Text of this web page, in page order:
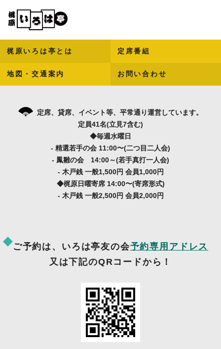
梶原いろは亭とは 定席番組
地図・交通案内 お問い合わせ
定席、貸席、イベント等、平常通り運営しています。
定員41名(立見7含む)
◆毎週水曜日
- 精選若手の会 11:00〜(二つ目二人会)
- 鳳雛の会 14:00～(若手真打一人会)
- 木戸銭 一般1,500円 会員1,000円
◆梶原日曜寄席 14:00〜(寄席形式)
- 木戸銭 一般2,500円 会員2,000円
ご予約は、いろは亭友の会予約専用アドレス
又は下記のQRコードから！